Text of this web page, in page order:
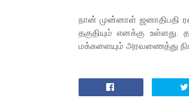
நான் முன்னாள் ஜனாதிபதி
தகுதியும் எனக்கு
மக்களையும் அரவணைத்து